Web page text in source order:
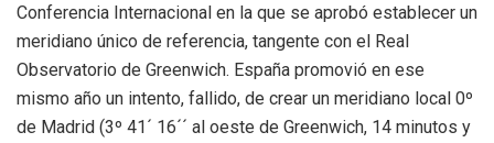
Conferencia Internacional en la que se aprobó establecer un
meridiano único de referencia, tangente con el Real
Observatorio de Greenwich. España promovió en ese
mismo año un intento, fallido, de crear un meridiano local 0º
de Madrid (3º 41´ 16´´ al oeste de Greenwich, 14 minutos y